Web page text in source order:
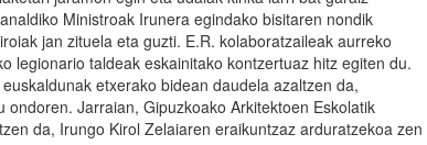
Ministroak Irunera egindako bisitaren nondik
jan zituela eta guzti. E.R. kolaboratzaileak aurreko
legionario taldeak eskainitako kontzertuaz hitz egiten du.
etxerako bidean daudela azaltzen da,
ondoren. Jarraian, Gipuzkoako Arkitektoen Eskolatik
da, Irungo Kirol Zelaiaren eraikuntzaz arduratzekoa zen